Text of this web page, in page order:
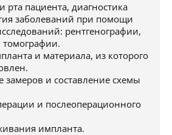
рта пациента, диагностика
заболеваний при помощи
рентгенографии,
и материала, из которого
замеров и составление схемы
и послеоперационного
импланта.